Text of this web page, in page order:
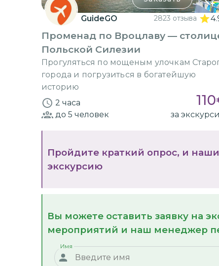
GuideGO 2823 отзыва
Променад по Вроцлаву —
Польской Силезии
Прогуляться по мощеным улочкам
города и погрузиться в богатейшую
историю
2 часа
110
до 5 человек за
Пройдите краткий опрос, и
экскурсию
Вы можете оставить заявку на
мероприятий и наш менеджер
Имя